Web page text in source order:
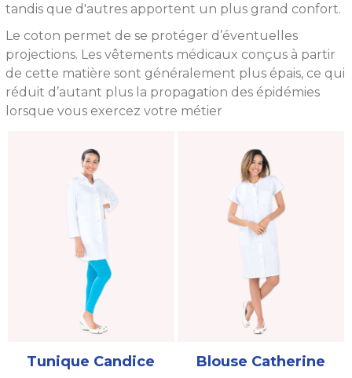
tandis que d'autres apportent un plus grand confort.
Le coton permet de se protéger d’éventuelles
projections. Les vêtements médicaux conçus à partir
de cette matière sont généralement plus épais, ce qui
réduit d’autant plus la propagation des épidémies
lorsque vous exercez votre métier
Tunique Candice Blouse Catherine